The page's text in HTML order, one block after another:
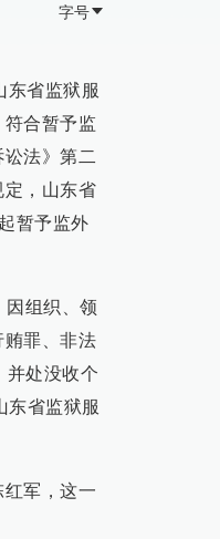
字号
东省监狱服
合暂予监
法》第二
定，山东省
暂予监外
因组织、领
贿罪、非法
并处没收个
东省监狱服
军，这一